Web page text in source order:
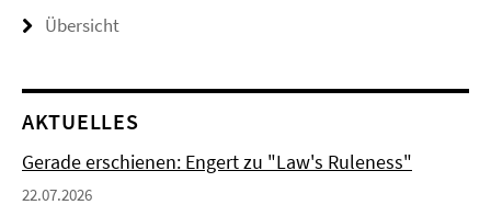
Übersicht
AKTUELLES
Gerade erschienen: Engert zu "Law's Ruleness"
22.07.2026